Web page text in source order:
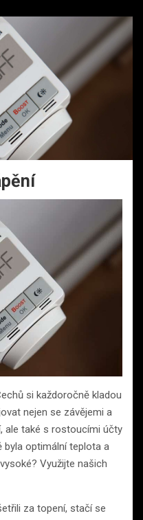
si každoročně kladou
nejen se závějemi a
ale také s rostoucími účty
byla optimální teplota a
Využijte našich
za topení, stačí se